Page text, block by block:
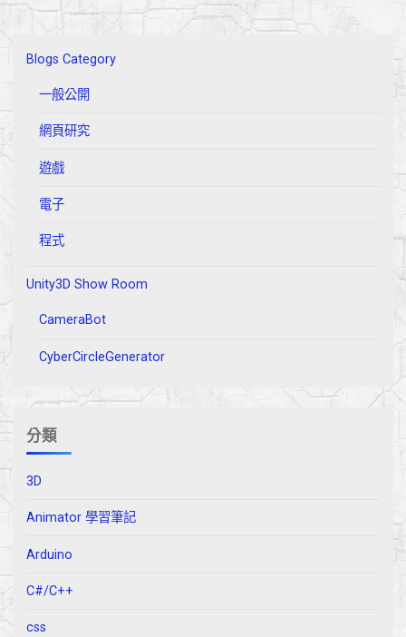
Vector
矢
Blogs Category
一般公開
網頁研究
遊戲
電子
程式
Unity3D Show Room
CameraBot
CyberCircleGenerator
分類
3D
Animator 學習筆記
Arduino
C#/C++
css